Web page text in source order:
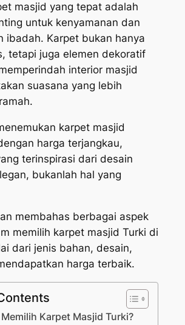
masjid yang tepat adalah
untuk kenyamanan dan
ibadah. Karpet bukan hanya
tetapi juga elemen dekoratif
interior masjid
suasana yang lebih
karpet masjid
harga terjangkau,
terinspirasi dari desain
bukanlah hal yang
membahas berbagai aspek
memilih karpet masjid Turki di
dari jenis bahan, desain,
harga terbaik.
Karpet Masjid Turki?